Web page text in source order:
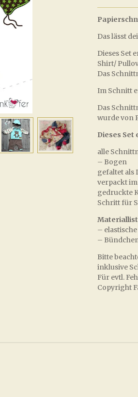
Das lässt
Dieses Set
Shirt/
Das
Im Schnitt
Das
wurde von
Dieses Set
alle
– Bogen
gefaltet als
verpackt
gedruckte
Schritt für
–
–
Bitte
inklusive
Für evtl.
Copyright